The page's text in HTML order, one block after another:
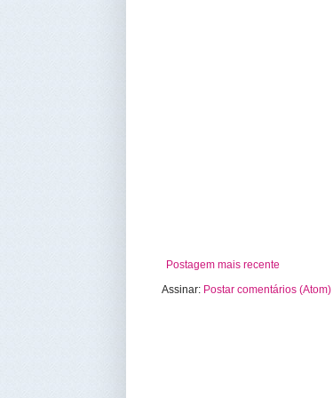
Postagem mais recente
Assinar: Postar comentários (Atom)